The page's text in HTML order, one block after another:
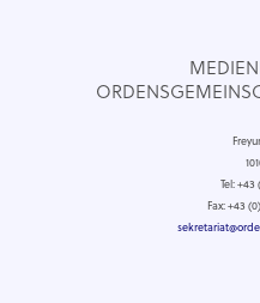
Tel: +43
Fax: +43